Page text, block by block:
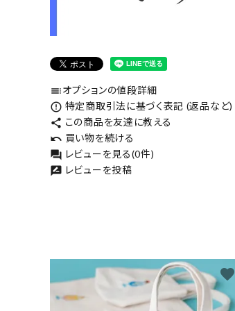
tocオプションの値段詳細
error_outline 特定商取引法に基づく表記 (返品など)
share この商品を友達に教える
undo 買い物を続ける
forum レビューを見る(0件)
rate_review レビューを投稿
favorite